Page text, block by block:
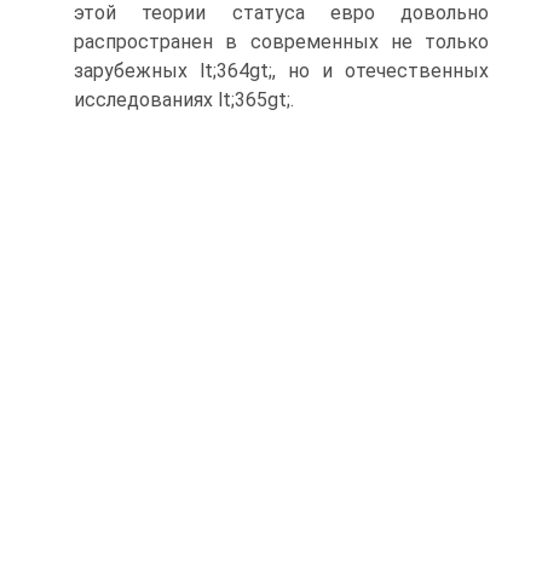
этой теории статуса евро довольно
распространен в современных не только
зарубежных lt;364gt;, но и отечественных
исследованиях lt;365gt;.